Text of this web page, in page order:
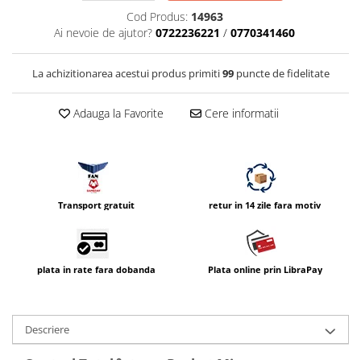
Cabluri TTL
Protectie patina apa, ploaie
Ring-Flash Adaptor
Bracket-uri si suporti
Huse protectie blitz extern
Huse protectie filtre gel
Cititoare carduri
Huse protectie card memorie
Cod Produs: 14963
Ai nevoie de ajutor? 0722236221 / 0770341460
La achizitionarea acestui produs primiti99puncte de fidelitate
Adauga la Favorite Cere informatii
Transport gratuit retur in 14 zile fara motiv
plata in rate fara dobanda Plata online prin LibraPay
Descriere